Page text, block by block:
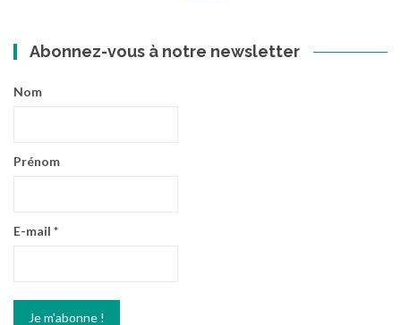
Abonnez-vous à notre newsletter
Nom
Prénom
E-mail *